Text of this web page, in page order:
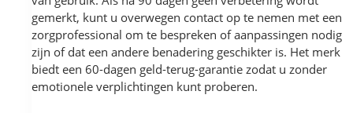
gemerkt, kunt u overwegen contact op te nemen met een
zorgprofessional om te bespreken of aanpassingen nodig
zijn of dat een andere benadering geschikter is. Het merk
biedt een 60-dagen geld-terug-garantie zodat u zonder
emotionele verplichtingen kunt proberen.